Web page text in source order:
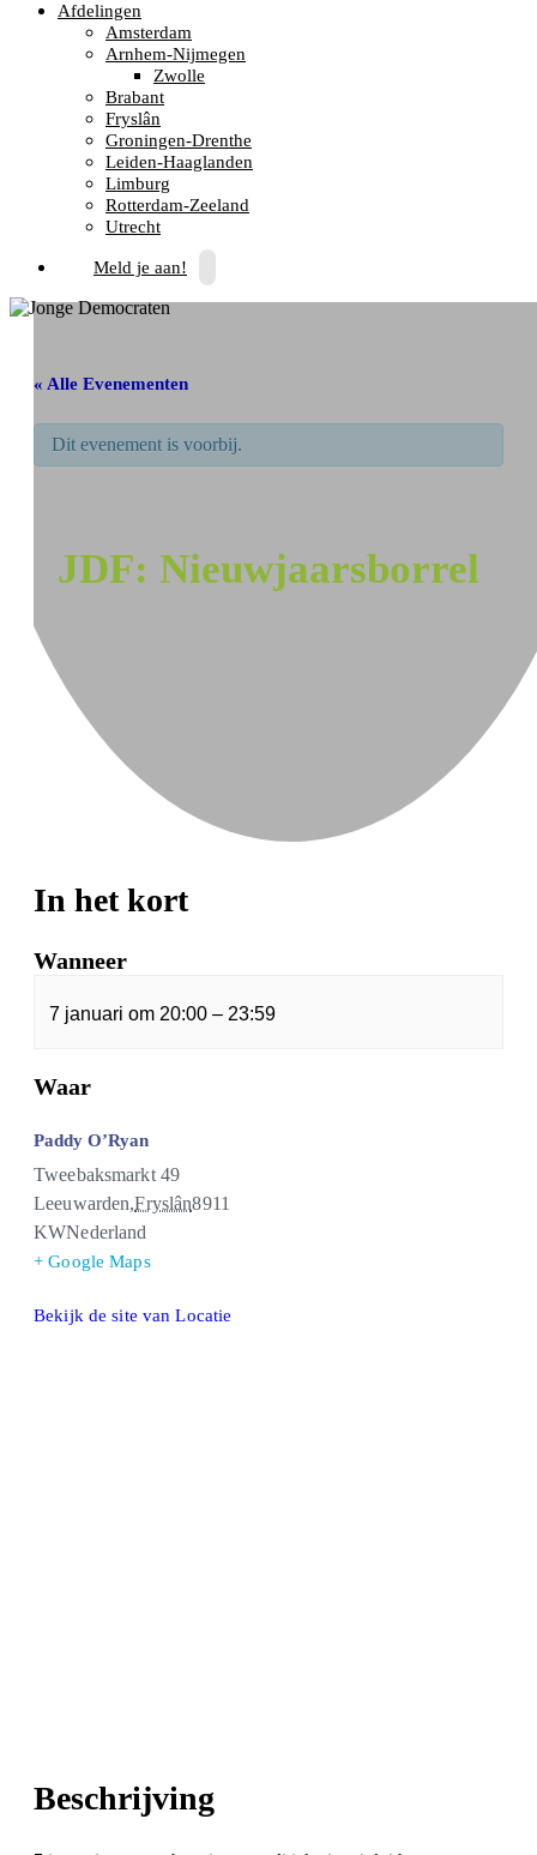
Afdelingen
Amsterdam
Arnhem-Nijmegen
Zwolle
Brabant
Fryslân
Groningen-Drenthe
Leiden-Haaglanden
Limburg
Rotterdam-Zeeland
Utrecht
Meld je aan!
« Alle Evenementen
Dit evenement is voorbij.
JDF: Nieuwjaarsborrel
In het kort
Wanneer
7 januari om 20:00 – 23:59
Waar
Paddy O’Ryan
Tweebaksmarkt 49
Leeuwarden,Fryslân8911
KWNederland
+ Google Maps
Bekijk de site van Locatie
Beschrijving